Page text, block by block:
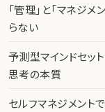
「管理」と「マネジ
らない
予測型マインドセッ
思考の本質
セルフマネジメント